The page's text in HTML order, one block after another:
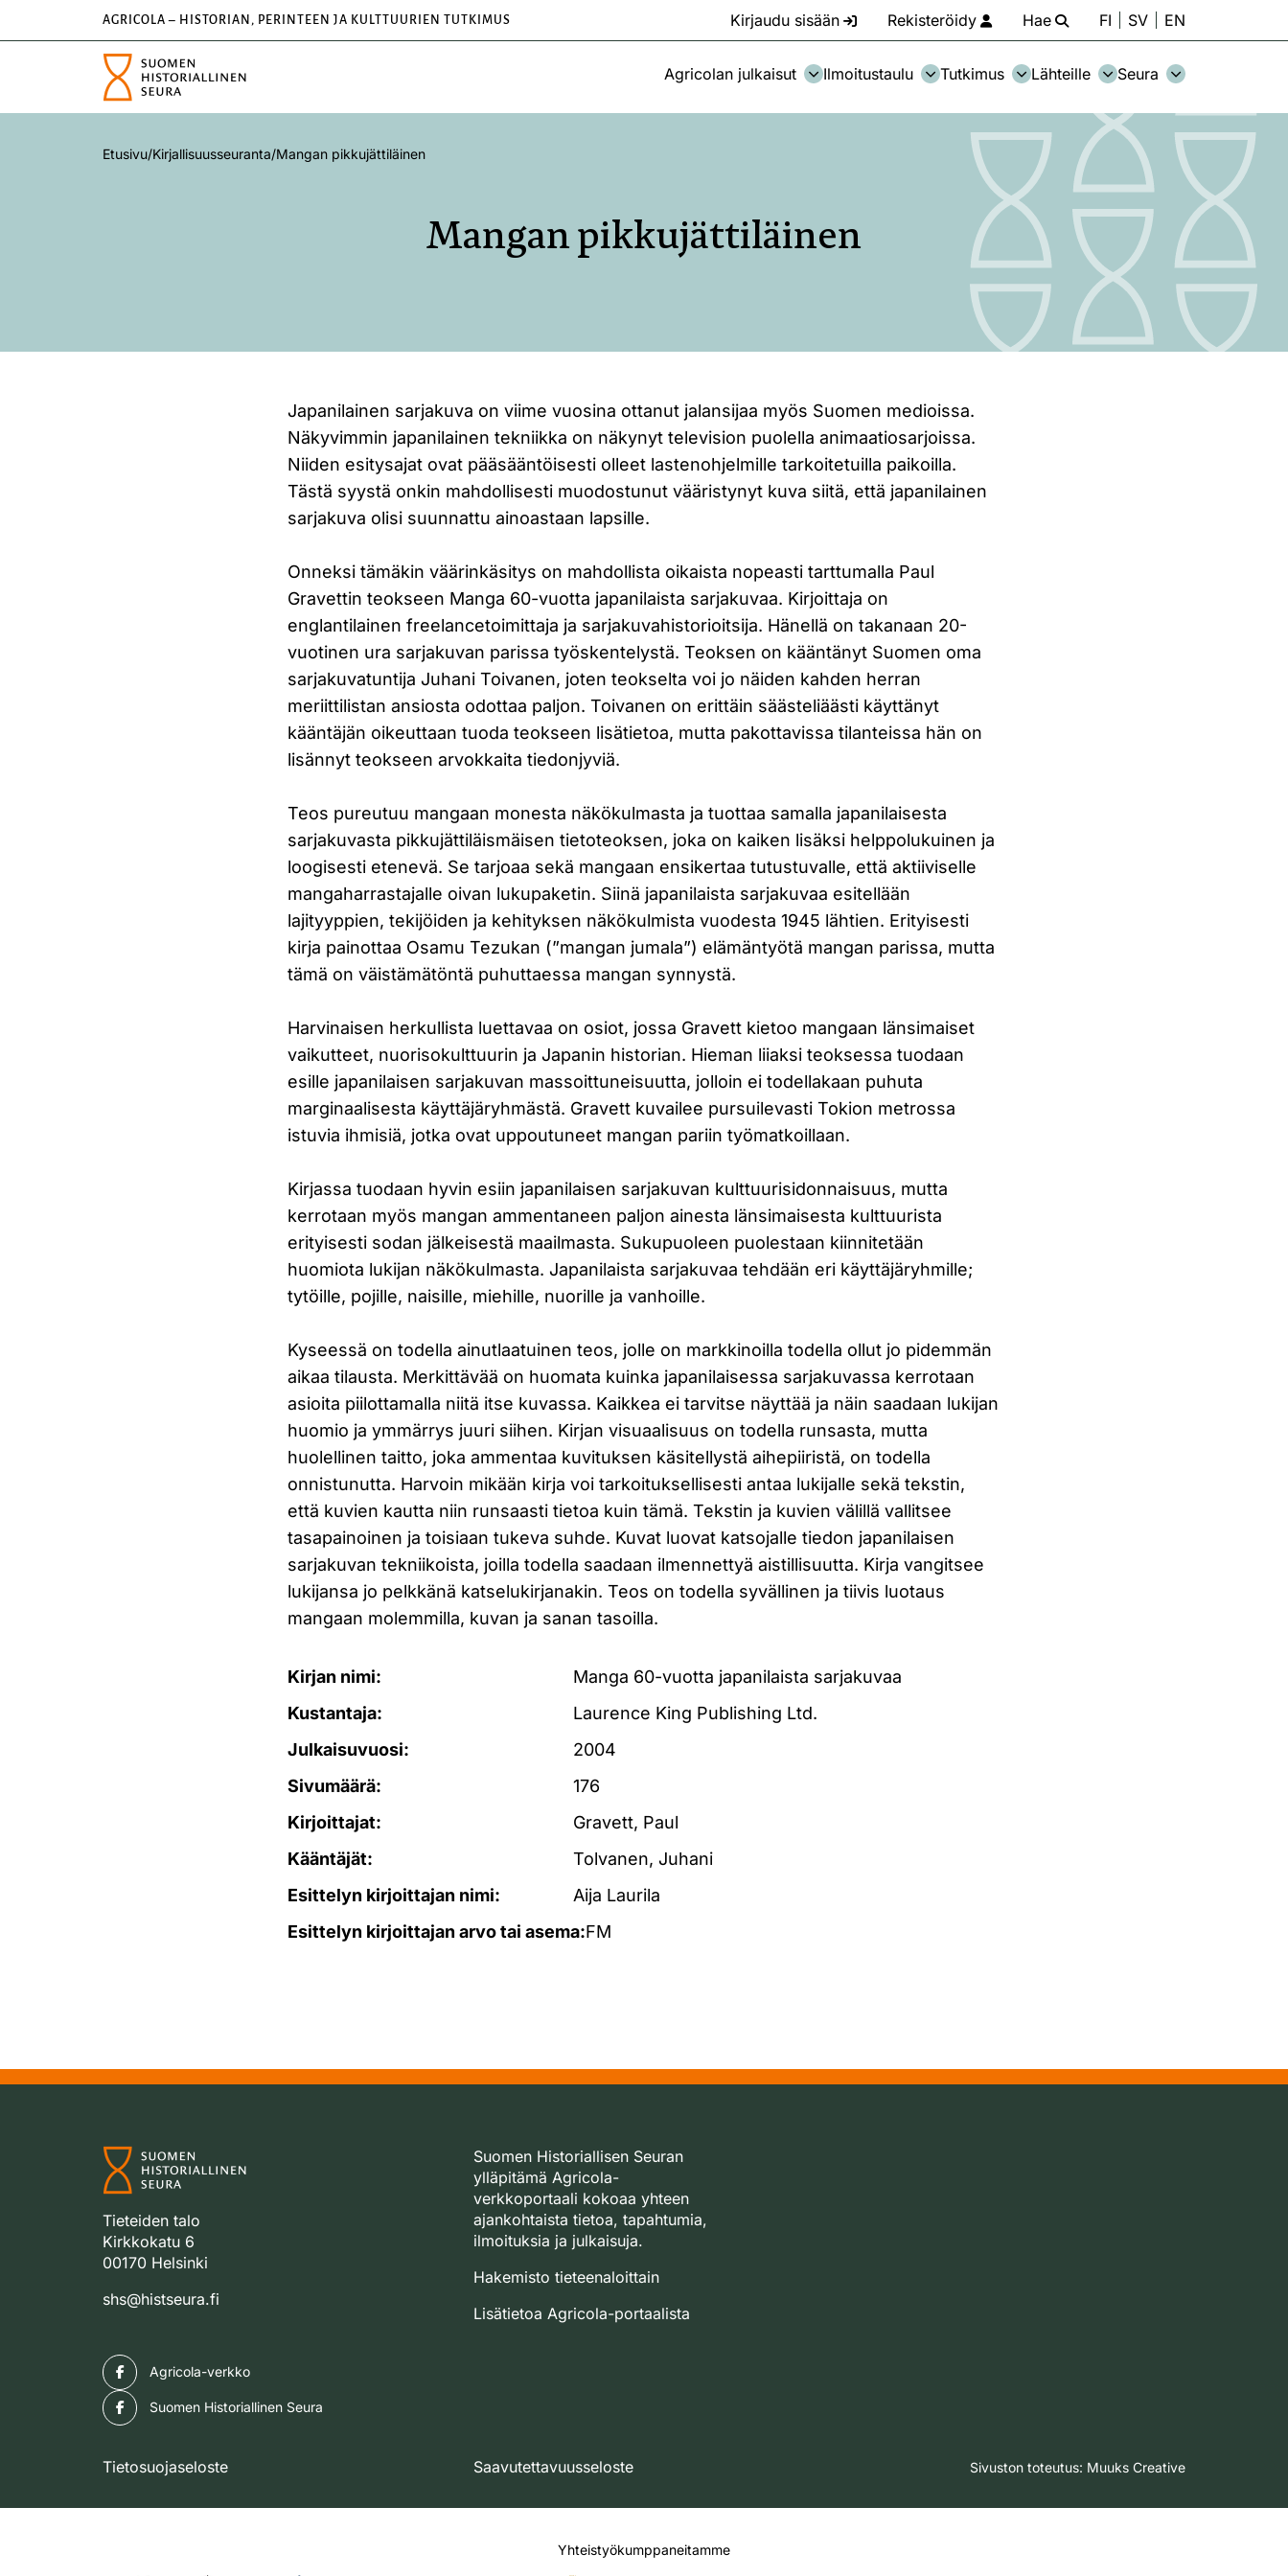
AGRICOLA – HISTORIAN, PERINTEEN JA KULTTUURIEN TUTKIMUS Kirjaudu sisään Rekisteröidy Hae FI SV EN
Agricolan julkaisut Ilmoitustaulu Tutkimus Lähteille Seura
Etusivu/Kirjallisuusseuranta/Mangan pikkujättiläinen
Mangan pikkujättiläinen
Japanilainen sarjakuva on viime vuosina ottanut jalansijaa myös Suomen medioissa.
Näkyvimmin japanilainen tekniikka on näkynyt television puolella animaatiosarjoissa.
Niiden esitysajat ovat pääsääntöisesti olleet lastenohjelmille tarkoitetuilla paikoilla.
Tästä syystä onkin mahdollisesti muodostunut vääristynyt kuva siitä, että japanilainen
sarjakuva olisi suunnattu ainoastaan lapsille.
Onneksi tämäkin väärinkäsitys on mahdollista oikaista nopeasti tarttumalla Paul
Gravettin teokseen Manga 60-vuotta japanilaista sarjakuvaa. Kirjoittaja on
englantilainen freelancetoimittaja ja sarjakuvahistorioitsija. Hänellä on takanaan 20-
vuotinen ura sarjakuvan parissa työskentelystä. Teoksen on kääntänyt Suomen oma
sarjakuvatuntija Juhani Toivanen, joten teokselta voi jo näiden kahden herran
meriittilistan ansiosta odottaa paljon. Toivanen on erittäin säästeliäästi käyttänyt
kääntäjän oikeuttaan tuoda teokseen lisätietoa, mutta pakottavissa tilanteissa hän on
lisännyt teokseen arvokkaita tiedonjyviä.
Teos pureutuu mangaan monesta näkökulmasta ja tuottaa samalla japanilaisesta
sarjakuvasta pikkujättiläismäisen tietoteoksen, joka on kaiken lisäksi helppolukuinen ja
loogisesti etenevä. Se tarjoaa sekä mangaan ensikertaa tutustuvalle, että aktiiviselle
mangaharrastajalle oivan lukupaketin. Siinä japanilaista sarjakuvaa esitellään
lajityyppien, tekijöiden ja kehityksen näkökulmista vuodesta 1945 lähtien. Erityisesti
kirja painottaa Osamu Tezukan (”mangan jumala”) elämäntyötä mangan parissa, mutta
tämä on väistämätöntä puhuttaessa mangan synnystä.
Harvinaisen herkullista luettavaa on osiot, jossa Gravett kietoo mangaan länsimaiset
vaikutteet, nuorisokulttuurin ja Japanin historian. Hieman liiaksi teoksessa tuodaan
esille japanilaisen sarjakuvan massoittuneisuutta, jolloin ei todellakaan puhuta
marginaalisesta käyttäjäryhmästä. Gravett kuvailee pursuilevasti Tokion metrossa
istuvia ihmisiä, jotka ovat uppoutuneet mangan pariin työmatkoillaan.
Kirjassa tuodaan hyvin esiin japanilaisen sarjakuvan kulttuurisidonnaisuus, mutta
kerrotaan myös mangan ammentaneen paljon ainesta länsimaisesta kulttuurista
erityisesti sodan jälkeisestä maailmasta. Sukupuoleen puolestaan kiinnitetään
huomiota lukijan näkökulmasta. Japanilaista sarjakuvaa tehdään eri käyttäjäryhmille;
tytöille, pojille, naisille, miehille, nuorille ja vanhoille.
Kyseessä on todella ainutlaatuinen teos, jolle on markkinoilla todella ollut jo pidemmän
aikaa tilausta. Merkittävää on huomata kuinka japanilaisessa sarjakuvassa kerrotaan
asioita piilottamalla niitä itse kuvassa. Kaikkea ei tarvitse näyttää ja näin saadaan lukijan
huomio ja ymmärrys juuri siihen. Kirjan visuaalisuus on todella runsasta, mutta
huolellinen taitto, joka ammentaa kuvituksen käsitellystä aihepiiristä, on todella
onnistunutta. Harvoin mikään kirja voi tarkoituksellisesti antaa lukijalle sekä tekstin,
että kuvien kautta niin runsaasti tietoa kuin tämä. Tekstin ja kuvien välillä vallitsee
tasapainoinen ja toisiaan tukeva suhde. Kuvat luovat katsojalle tiedon japanilaisen
sarjakuvan tekniikoista, joilla todella saadaan ilmennettyä aistillisuutta. Kirja vangitsee
lukijansa jo pelkkänä katselukirjanakin. Teos on todella syvällinen ja tiivis luotaus
mangaan molemmilla, kuvan ja sanan tasoilla.
Kirjan nimi:
Manga 60-vuotta japanilaista sarjakuvaa
Kustantaja:
Laurence King Publishing Ltd.
Julkaisuvuosi:
2004
Sivumäärä:
176
Kirjoittajat:
Gravett, Paul
Kääntäjät:
Tolvanen, Juhani
Esittelyn kirjoittajan nimi:
Aija Laurila
Esittelyn kirjoittajan arvo tai asema:FM
Tieteiden talo
Kirkkokatu 6
00170 Helsinki
shs@histseura.fi
Suomen Historiallisen Seuran
ylläpitämä Agricola-
verkkoportaali kokoaa yhteen
ajankohtaista tietoa, tapahtumia,
ilmoituksia ja julkaisuja.
Hakemisto tieteenaloittain
Lisätietoa Agricola-portaalista
Agricola-verkko
Suomen Historiallinen Seura
Tietosuojaseloste Saavutettavuusseloste Sivuston toteutus: Muuks Creative
Yhteistyökumppaneitamme